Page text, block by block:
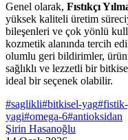
Genel olarak, Fıstıkçı
yüksek kaliteli üretim
bileşenleri ve çok yönlü
kozmetik alanında tercih
olumlu geri bildirimler,
sağlıklı ve lezzetli bir
ideal bir seçenek olabilir.
#saglikli#bitkisel-yag#
yagi#omega-6#antioksidan
Şirin Hasanoğlu